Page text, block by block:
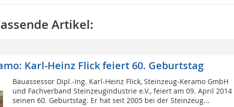
Artikel:
Karl-Heinz Flick feiert 60. Geburtstag
Bauassessor Dipl.-Ing. Karl-Heinz Flick, Steinzeug-Keramo GmbH
und Fachverband Steinzeugindustrie e.V., feiert am 09. April 2014
seinen 60. Geburtstag. Er hat seit 2005 bei der Steinzeug...